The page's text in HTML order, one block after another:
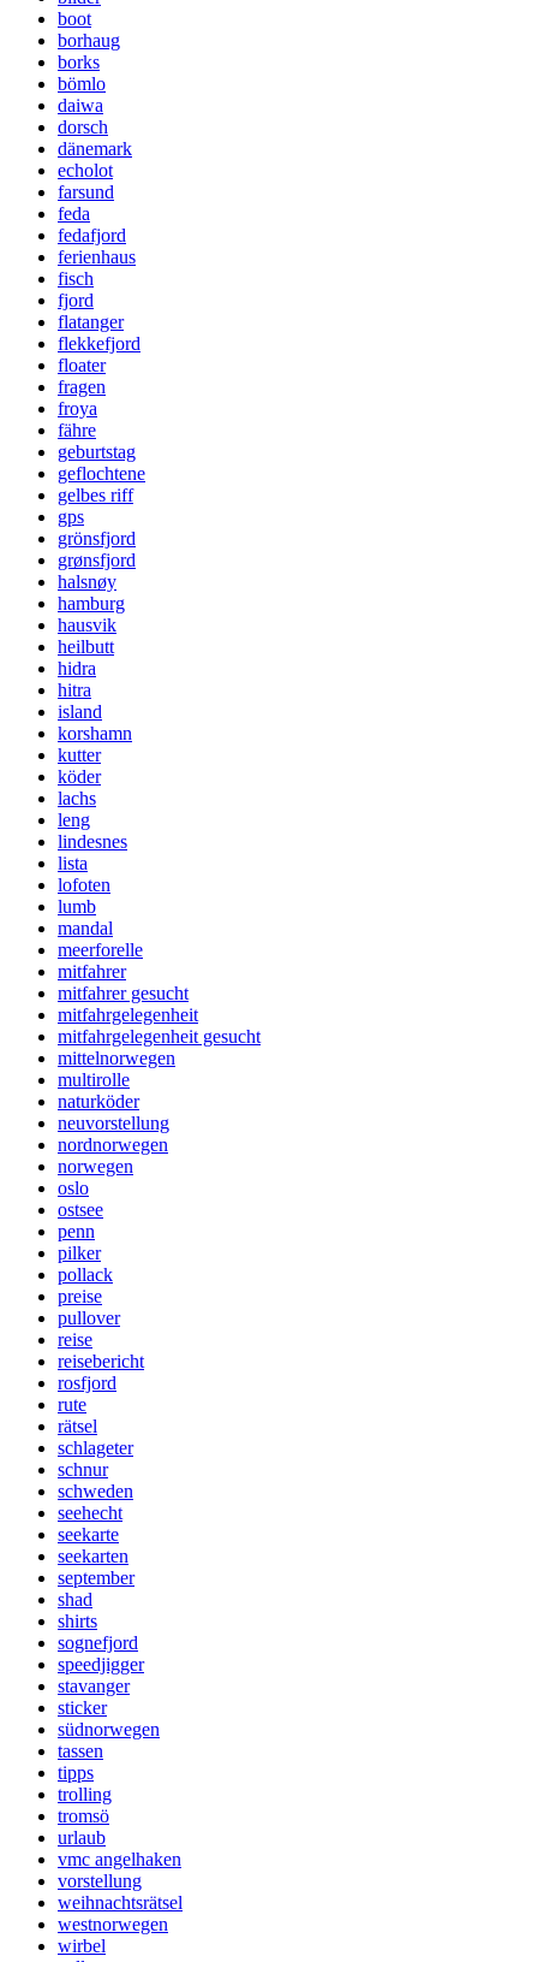
boot
borhaug
borks
bömlo
daiwa
dorsch
dänemark
echolot
farsund
feda
fedafjord
ferienhaus
fisch
fjord
flatanger
flekkefjord
floater
fragen
froya
fähre
geburtstag
geflochtene
gelbes riff
gps
grönsfjord
grønsfjord
halsnøy
hamburg
hausvik
heilbutt
hidra
hitra
island
korshamn
kutter
köder
lachs
leng
lindesnes
lista
lofoten
lumb
mandal
meerforelle
mitfahrer
mitfahrer gesucht
mitfahrgelegenheit
mitfahrgelegenheit gesucht
mittelnorwegen
multirolle
naturköder
neuvorstellung
nordnorwegen
norwegen
oslo
ostsee
penn
pilker
pollack
preise
pullover
reise
reisebericht
rosfjord
rute
rätsel
schlageter
schnur
schweden
seehecht
seekarte
seekarten
september
shad
shirts
sognefjord
speedjigger
stavanger
sticker
südnorwegen
tassen
tipps
trolling
tromsö
urlaub
vmc angelhaken
vorstellung
weihnachtsrätsel
westnorwegen
wirbel